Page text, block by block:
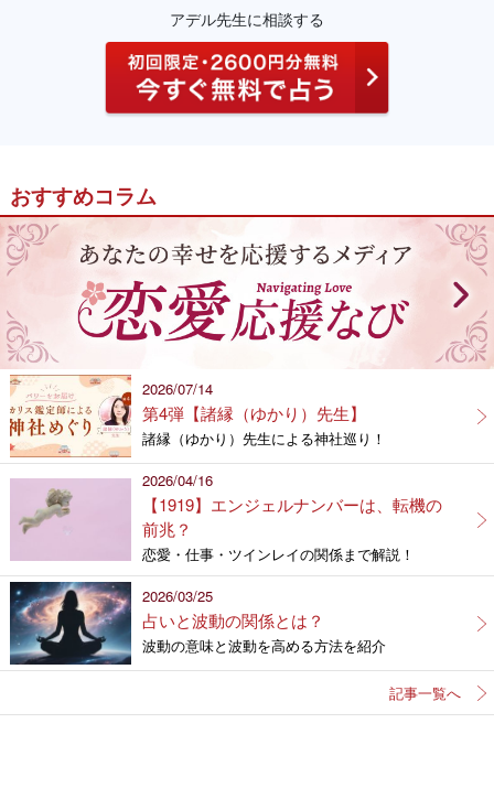
アデル先生に相談する
おすすめコラム
2026/07/14
第4弾【諸縁（ゆかり）先生】
諸縁（ゆかり）先生による神社巡り！
2026/04/16
【1919】エンジェルナンバーは、転機の
前兆？
恋愛・仕事・ツインレイの関係まで解説！
2026/03/25
占いと波動の関係とは？
波動の意味と波動を高める方法を紹介
記事一覧へ